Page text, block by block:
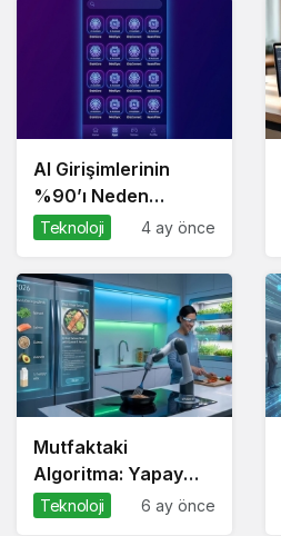
AI Girişimlerinin
%90’ı Neden
‘Wrapper’ Kalıyor?
Teknoloji 4 ay önce
Mutfaktaki
Algoritma: Yapay
Zeka Gastronomiyi
Teknoloji 6 ay önce